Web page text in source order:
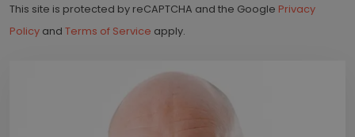
This site is protected by reCAPTCHA and the Google Privacy
Policy and Terms of Service apply.